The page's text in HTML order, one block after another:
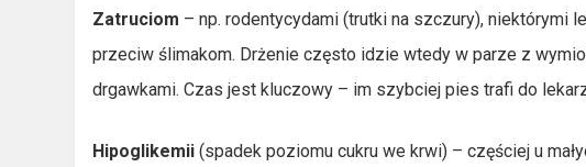
Zatruciom – np. rodentycydami (trutki na szczury), niektórymi
przeciw ślimakom. Drżenie często idzie wtedy w parze z
drgawkami. Czas jest kluczowy – im szybciej pies trafi do
Hipoglikemii (spadek poziomu cukru we krwi) – częściej u